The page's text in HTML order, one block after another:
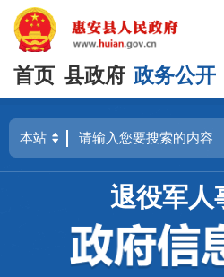
首页 县政府 政务公开
退役军人